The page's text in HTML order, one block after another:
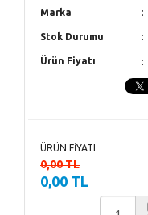
Marka
Stok Durumu
Ürün Fiyatı
ÜRÜN FİYATI
0,00 TL
0,00 TL